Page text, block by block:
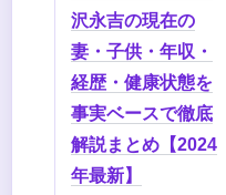
沢永吉の現在の
妻・子供・年収・
経歴・健康状態を
事実ベースで徹底
解説まとめ【2024
年最新】